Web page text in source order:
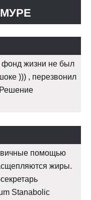
жизни не был
))) , перезвонил
помощью
жиры.
Stanabolic